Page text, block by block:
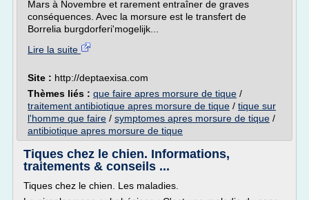
Mars à Novembre et rarement entraîner de graves
conséquences. Avec la morsure est le transfert de
Borrelia burgdorferi'mogelijk...
Lire la suite
Site : http://deptaexisa.com
Thèmes liés : que faire apres morsure de tique /
traitement antibiotique apres morsure de tique / tique sur
l'homme que faire / symptomes apres morsure de tique /
antibiotique apres morsure de tique
Tiques chez le chien. Informations,
traitements & conseils ...
Tiques chez le chien. Les maladies.